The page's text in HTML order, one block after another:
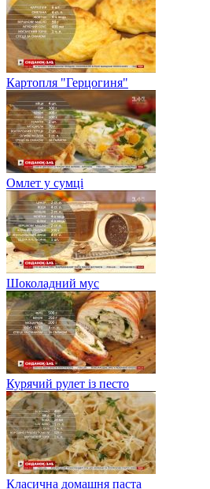
Картопля "Герцогиня"
Омлет у сумці
Шоколадний мус
Курячий рулет із песто
Класична домашня паста